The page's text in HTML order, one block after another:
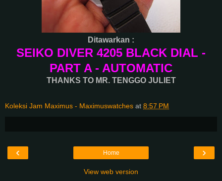
Ditawarkan :
SEIKO DIVER 4205 BLACK DIAL -
PART A - AUTOMATIC
THANKS TO MR. TENGGO JULIET
Koleksi Jam Maximus - Maximuswatches at 8:57 PM
‹ ›
Home
View web version